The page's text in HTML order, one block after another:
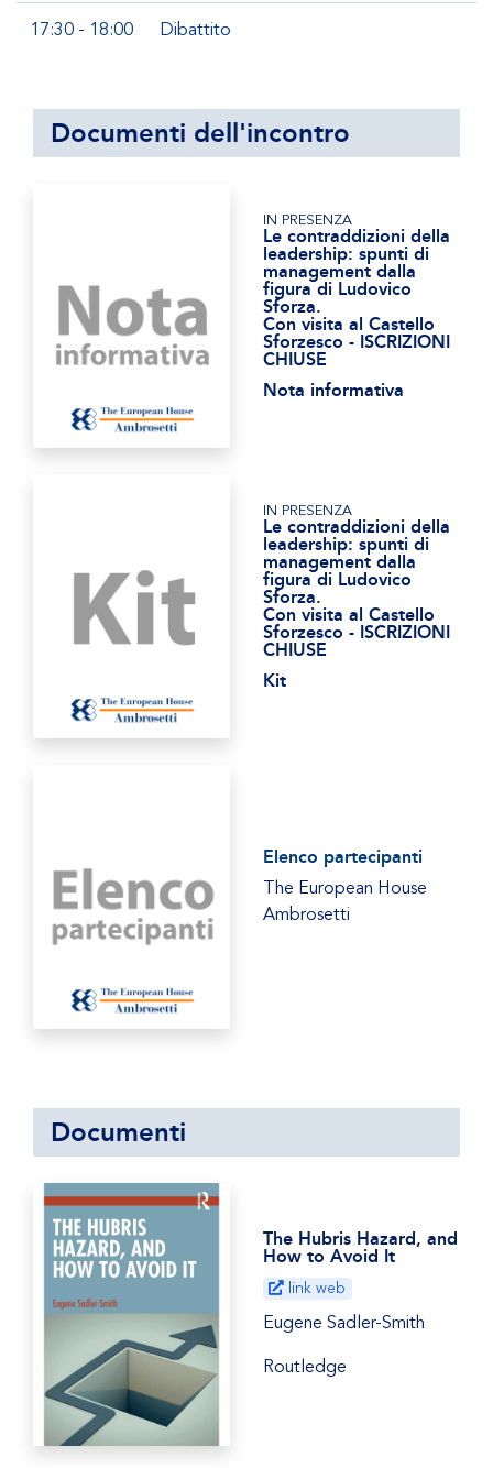
17:30 - 18:00 Dibattito
Documenti dell'incontro
IN PRESENZA
Le contraddizioni della
leadership: spunti di
management dalla
figura di Ludovico
Sforza.
Con visita al Castello
Sforzesco - ISCRIZIONI
CHIUSE
Nota informativa
IN PRESENZA
Le contraddizioni della
leadership: spunti di
management dalla
figura di Ludovico
Sforza.
Con visita al Castello
Sforzesco - ISCRIZIONI
CHIUSE
Kit
Elenco partecipanti
The European House
Ambrosetti
Documenti
The Hubris Hazard, and
How to Avoid It
link web
Eugene Sadler-Smith
Routledge